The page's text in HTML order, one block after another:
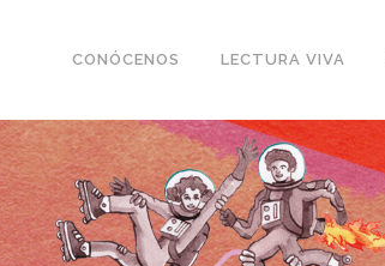
CONÓCENOS LECTURA VIVA